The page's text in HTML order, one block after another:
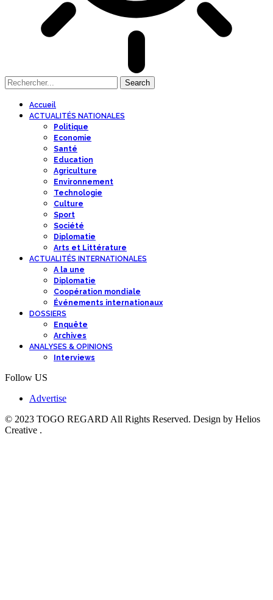
Accueil
ACTUALITÉS NATIONALES
Politique
Economie
Santé
Education
Agriculture
Environnement
Technologie
Culture
Sport
Société
Diplomatie
Arts et Littérature
ACTUALITÉS INTERNATIONALES
A la une
Diplomatie
Coopération mondiale
Événements internationaux
DOSSIERS
Enquête
Archives
ANALYSES & OPINIONS
Interviews
Follow US
Advertise
© 2023 TOGO REGARD All Rights Reserved. Design by Helios
Creative .